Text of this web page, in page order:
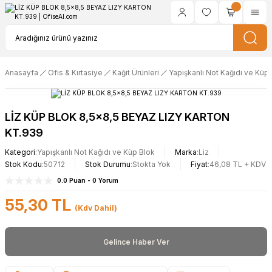
Anasayfa Ofis & Kırtasiye Kağıt Ürünleri Yapışkanlı Not Kağıdı ve
LİZ KÜP BLOK 8,5x8,5 BEYAZ LIZY KARTON
KT.939
Kategori Yapışkanlı Not Kağıdı ve Küp Blok Marka Liz
Stok Kodu 50712 Stok Durumu Stokta Yok Fiyat 46,08 TL + KDV
0.0 Puan - 0 Yorum
55,30 TL (Kdv Dahil)
Gelince Haber Ver